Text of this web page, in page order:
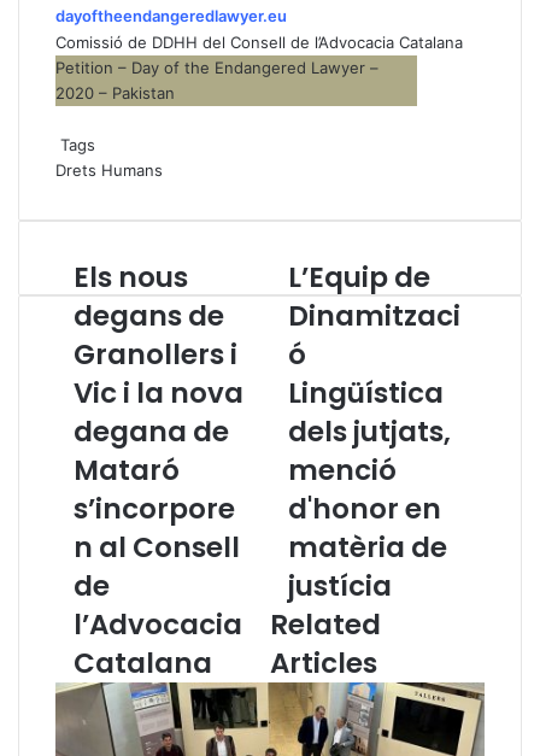
dayoftheendangeredlawyer.eu
Comissió de DDHH del Consell de l’Advocacia Catalana
Petition – Day of the Endangered Lawyer –
2020 – Pakistan
Tags
Drets Humans
E
l
s
n
u
s
d
e
a
n
d
G
r
n
Els nous
degans de
Granollers i
Vic i la nova
degana de
Mataró
s’incorpore
n al Consell
de
l’Advocacia
Catalana
L
’
E
q
p
d
e
i
n
a
m
i
z
a
c
L’Equip de
Dinamitzaci
ó
Lingüística
dels jutjats,
menció
d'honor en
matèria de
justícia
Related
Articles